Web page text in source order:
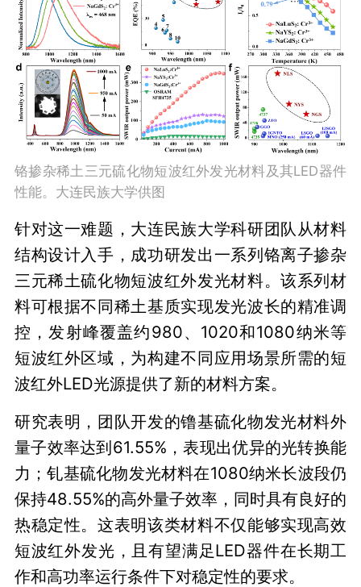
铬掺杂稀土三元硫化物短波红外发光材料及其LED器件
性能。大连民族大学供图
针对这一难题，大连民族大学科研团队从材料
结构设计入手，成功研发出一系列铬离子掺杂
三元稀土硫化物短波红外发光材料。该系列材
料可根据不同稀土基质实现发光波长的精准调
控，发射峰覆盖约980、1020和1080纳米等
短波红外区域，为构建不同应用场景所需的短
波红外LED光源提供了新的材料方案。
研究表明，团队开发的镥基硫化物发光材料外
量子效率达到61.55%，表现出优异的光转换能
力；钆基硫化物发光材料在1080纳米长波段仍
保持48.55%的高外量子效率，同时具有良好的
热稳定性。这表明该类材料不仅能够实现高效
短波红外发光，且有望满足LED器件在长期工
作和高功率运行条件下对稳定性的要求。